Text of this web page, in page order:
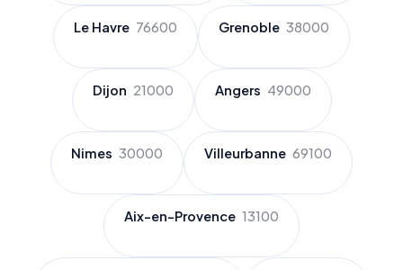
Le Havre 76600 Grenoble 38000
Dijon 21000 Angers 49000
Nimes 30000 Villeurbanne 69100
Aix-en-Provence 13100